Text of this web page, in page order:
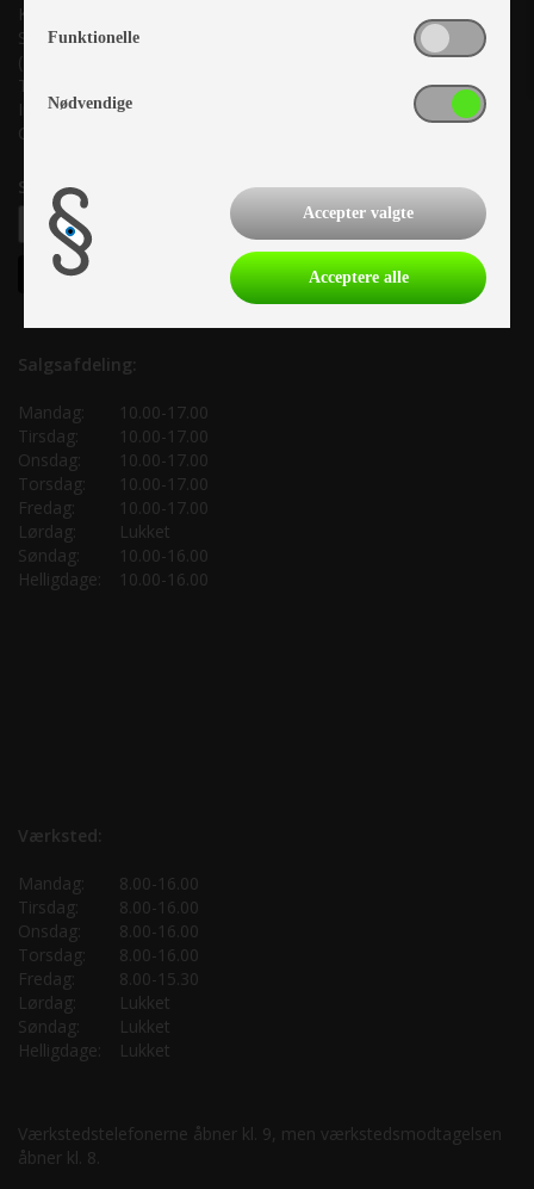
Kronjyllands Camping Center A/S
Suderholmen 10, 8960 Randers SØ
(Lige ud til Grenåvej)
Tlf. +45 87 10 98 70
Info@as-kcc.dk
CVR: 33 38 77 33
Samtykke til nyhedsbrev
Salgsafdeling:
Mandag:
10.00-17.00
Tirsdag:
10.00-17.00
Onsdag:
10.00-17.00
Torsdag:
10.00-17.00
Fredag:
10.00-17.00
Lørdag:
Lukket
Søndag:
10.00-16.00
Helligdage:
10.00-16.00
Værksted:
Mandag:
8.00-16.00
Tirsdag:
8.00-16.00
Onsdag:
8.00-16.00
Torsdag:
8.00-16.00
Fredag:
8.00-15.30
Lørdag:
Lukket
Søndag:
Lukket
Helligdage:
Lukket
Værkstedstelefonerne åbner kl. 9, men værkstedsmodtagelsen
åbner kl. 8.
Funktionelle
Nødvendige
Accepter valgte
Acceptere alle